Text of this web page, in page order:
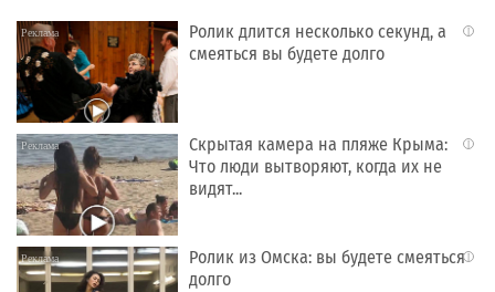
i
Ролик длится несколько секунд, а
смеяться вы будете долго
i
Скрытая камера на пляже Крыма:
Что люди вытворяют, когда их не
видят...
i
Ролик из Омска: вы будете смеяться
долго